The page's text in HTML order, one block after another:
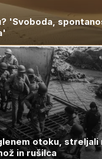
'Svoboda,
otoku, streljali
in rušilca